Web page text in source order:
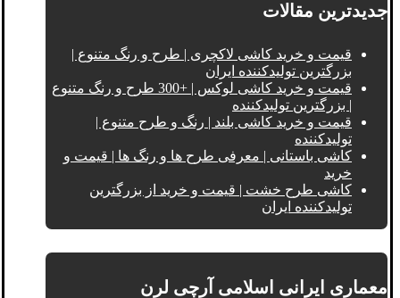
جدیدترین مقالات
قیمت و خرید کاشی لاکچری | طرح و رنگ متنوع |
بزرگترین تولیدکننده ایران
قیمت و خرید کاشی لوکس | +300 طرح و رنگ متنوع
| بزرگترین تولیدکننده
قیمت و خرید کاشی بلند | رنگ و طرح متنوع |
تولیدکننده
کاشی باستانی | معرفی طرح ها و رنگ ها | قیمت و
خرید
کاشی طرح خشت | قیمت و خرید از بزرگترین
تولیدکننده ایران
معماری ایرانی اسلامی آرچی لرن